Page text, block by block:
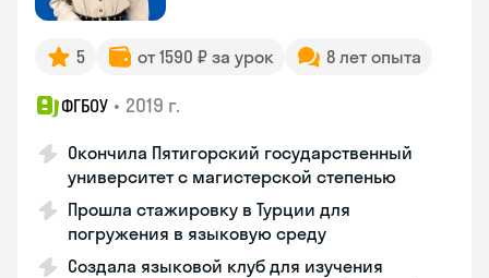
5 от 1590 ₽ за урок 8 лет опыта
ФГБОУ • 2019 г.
Окончила Пятигорский государственный
университет с магистерской степенью
Прошла стажировку в Турции для
погружения в языковую среду
Создала языковой клуб для изучения